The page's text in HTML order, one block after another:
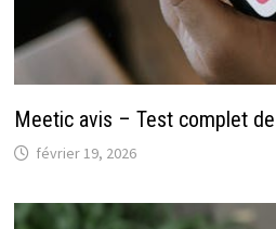
Meetic avis – Test complet
février 19, 2026